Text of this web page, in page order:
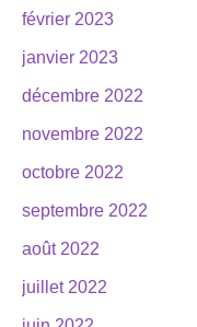
février 2023
janvier 2023
décembre 2022
novembre 2022
octobre 2022
septembre 2022
août 2022
juillet 2022